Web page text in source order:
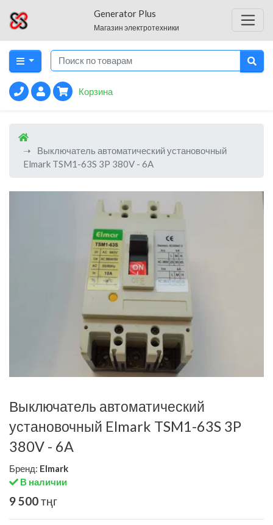
Generator Plus
Магазин электротехники
Корзина
Выключатель автоматический установочный
Elmark TSM1-63S 3P 380V - 6A
Выключатель автоматический
установочный Elmark TSM1-63S 3P
380V - 6A
В наличии
Бренд: Elmark
9 500тңг